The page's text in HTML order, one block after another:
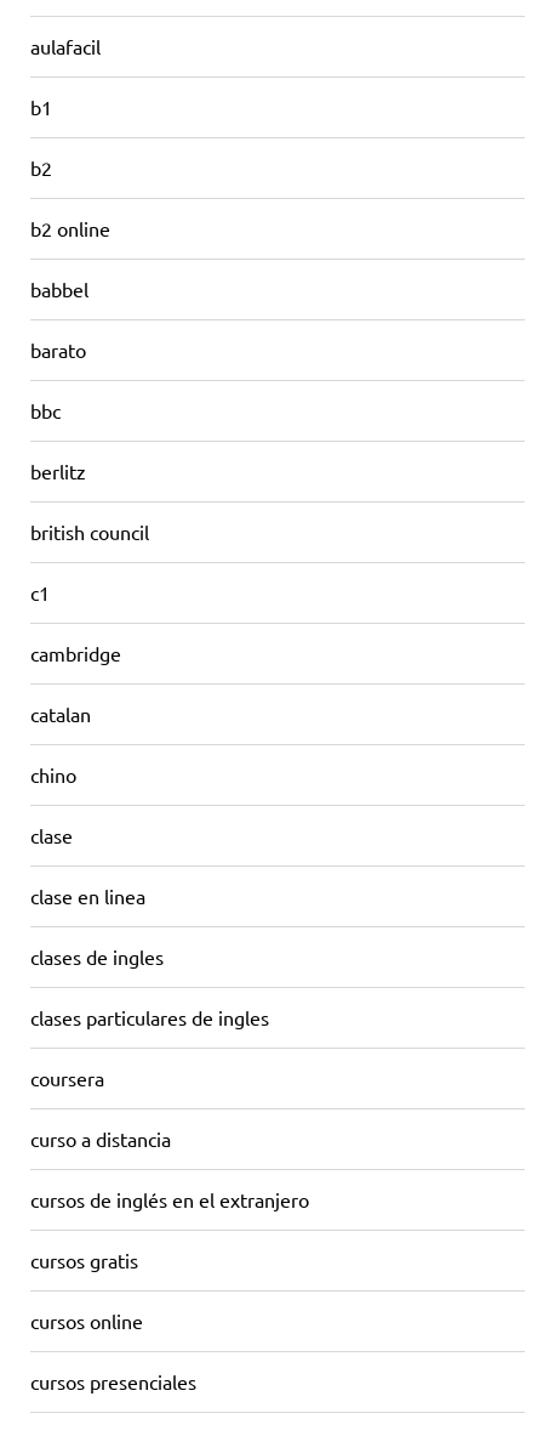
aulafacil
b1
b2
b2 online
babbel
barato
bbc
berlitz
british council
c1
cambridge
catalan
chino
clase
clase en linea
clases de ingles
clases particulares de ingles
coursera
curso a distancia
cursos de inglés en el extranjero
cursos gratis
cursos online
cursos presenciales